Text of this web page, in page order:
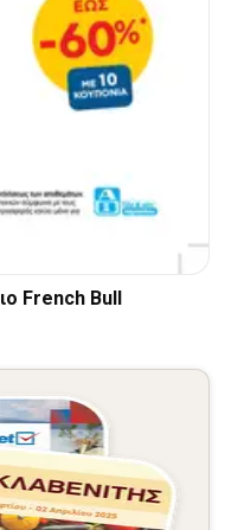
French Bull